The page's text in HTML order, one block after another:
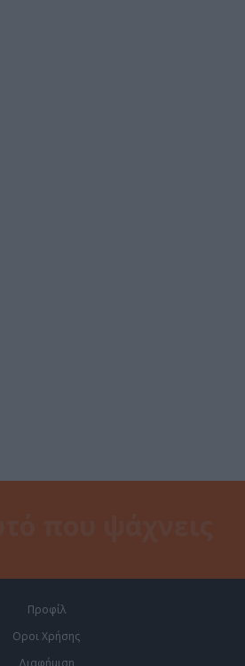
Προφίλ
Οροι Χρήσης
Διαφήμιση